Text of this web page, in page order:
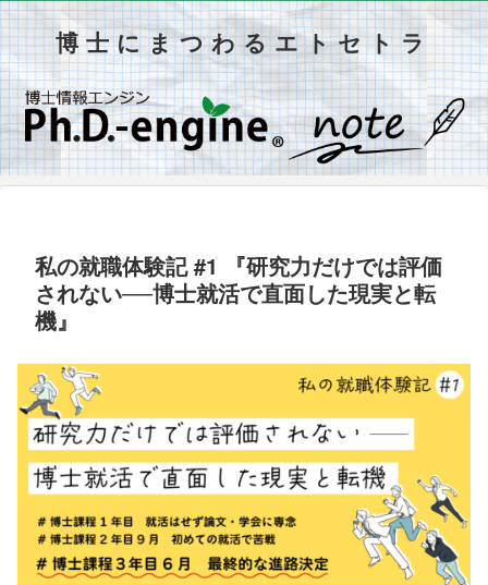
博士にまつわるエトセトラ
私の就職体験記 #1 『研究力だけでは評価
されない──博士就活で直面した現実と転
機』